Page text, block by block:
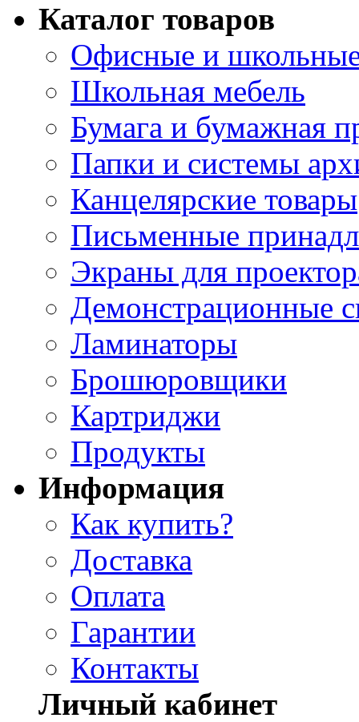
Каталог товаров
Офисные и
Школьная мебель
Бумага и бумажная
Папки и системы
Канцелярские товары
Письменные
Экраны для
Демонстрационные
Ламинаторы
Брошюровщики
Картриджи
Продукты
Информация
Как купить?
Доставка
Оплата
Гарантии
Контакты
Личный кабинет